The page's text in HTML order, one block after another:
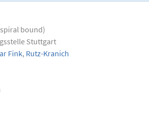
bound)
Stuttgart
Fink, Rutz-Kranich